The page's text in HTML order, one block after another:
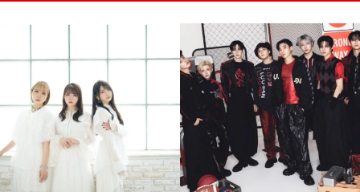
...
8月 4
4 0
musicjapantv
💡08/05(水)23:00特番放送！
...
8月 4
4 0